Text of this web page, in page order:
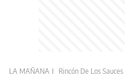
LA MAÑANA Rincón De Los Sauces